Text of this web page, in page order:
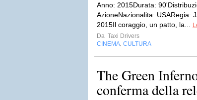
Anno: 2015Durata:
AzioneNazionalita: USARegia:
2015Il coraggio, un patto, la...
Da Taxi Drivers
CINEMA CULTURA
The Green
conferma della